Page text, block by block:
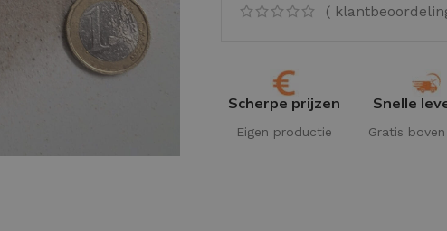
(
Scherpe prijzen
Eigen productie
Snelle
Gratis